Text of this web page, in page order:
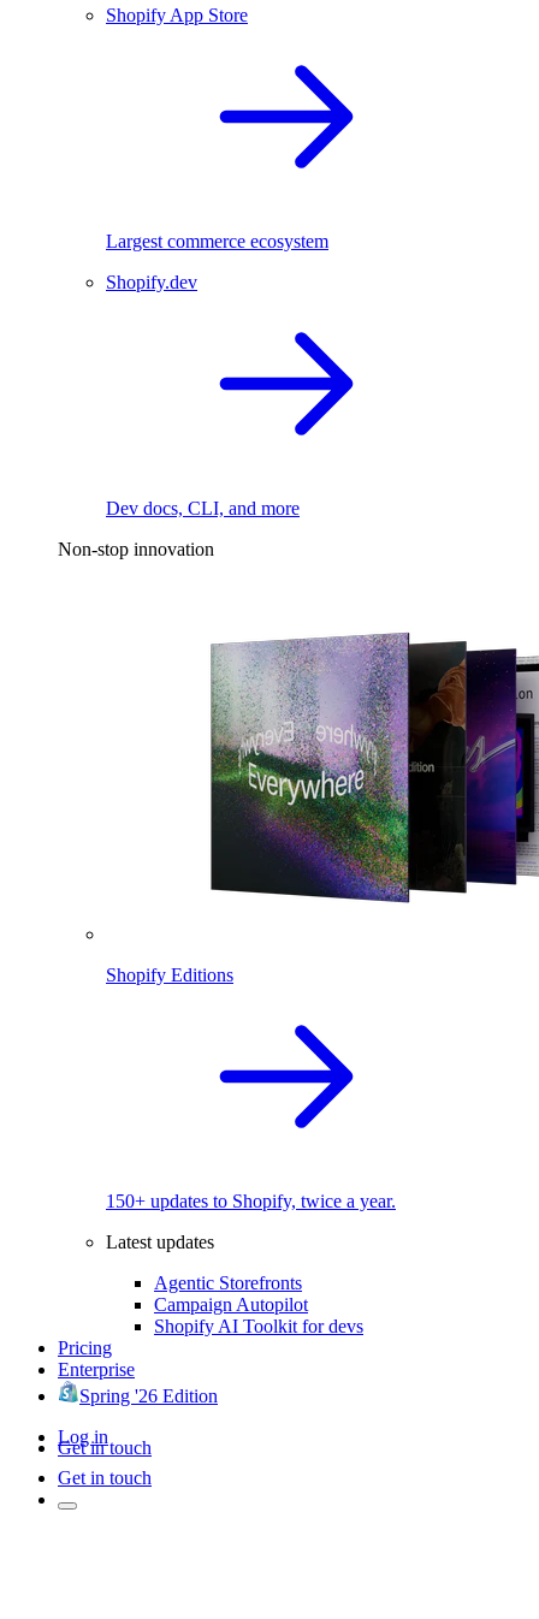
Shopify App Store
Largest commerce ecosystem
Shopify.dev
Dev docs, CLI, and more
Non-stop innovation
Shopify Editions
150+ updates to Shopify, twice a year.
Latest updates
Agentic Storefronts
Campaign Autopilot
Shopify AI Toolkit for devs
Pricing
Enterprise
Spring '26 Edition
Log in
Get in touch
Get in touch